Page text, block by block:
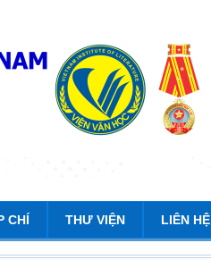
CHÍ THƯ VIỆN LIÊN HỆ